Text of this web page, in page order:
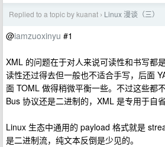
Replied to a topic by kuanat › Linux 漫谈（三）
@iamzuoxinyu #1
XML 的问题在于对人来说可读性和书写都
读性还过得去但一般也不适合手写，后面
面 TOML 做得稍微平衡一些。不过这些都
Bus 协议还是二进制的，XML 是专用于自省
Linux 生态中通用的 payload 格式就是
是二进制流，纯文本反倒是少见的。